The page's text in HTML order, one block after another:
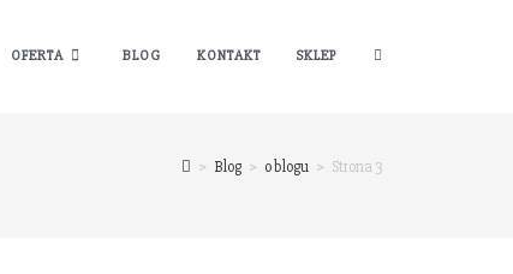
OFERTA BLOG KONTAKT SKLEP
> Blog > o blogu > Strona 3